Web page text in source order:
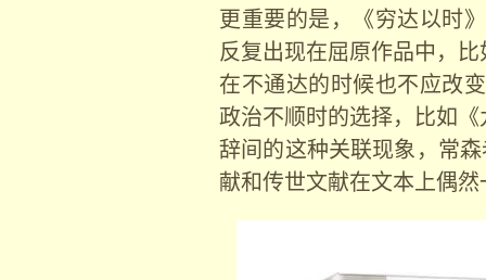
更重要的是，《穷达以时
反复出现在屈原作品中，
在不通达的时候也不应改
政治不顺时的选择，比如
辞间的这种关联现象，常
献和传世文献在文本上偶